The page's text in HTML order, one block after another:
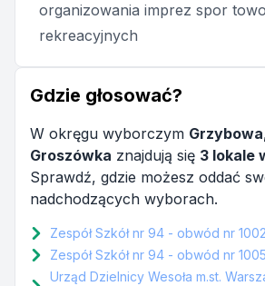
organizowania imprez spor
rekreacyjnych
Gdzie głosować?
W okręgu wyborczym
Groszówka znajdują się 3 lokale
Sprawdź, gdzie możesz oddać
nadchodzących wyborach.
Zespół Szkół nr 94 - obwód nr 1002
Zespół Szkół nr 94 - obwód nr 1005
Urząd Dzielnicy Wesoła m.st.